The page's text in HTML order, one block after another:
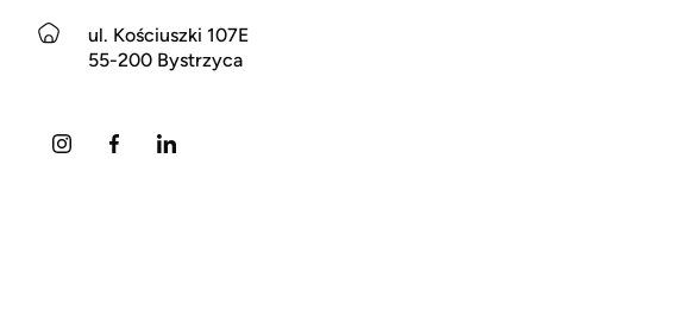
ul. Kościuszki 107E
55-200 Bystrzyca